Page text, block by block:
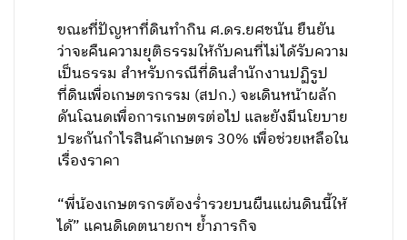
ขณะที่ปัญหาที่ดินทำกิน ศ.ดร.ยศชนัน ยืนยัน
ว่าจะคืนความยุติธรรมให้กับคนที่ไม่ได้รับความ
เป็นธรรม สำหรับกรณีที่ดินสำนักงานปฏิรูป
ที่ดินเพื่อเกษตรกรรม (สปก.) จะเดินหน้าผลัก
ดันโฉนดเพื่อการเกษตรต่อไป และยังมีนโยบาย
ประกันกำไรสินค้าเกษตร 30% เพื่อช่วยเหลือใน
เรื่องราคา
“พี่น้องเกษตรกรต้องร่ำรวยบนผืนแผ่นดินนี้ให้
ได้” แคนดิเดตนายกฯ ย้ำภารกิจ